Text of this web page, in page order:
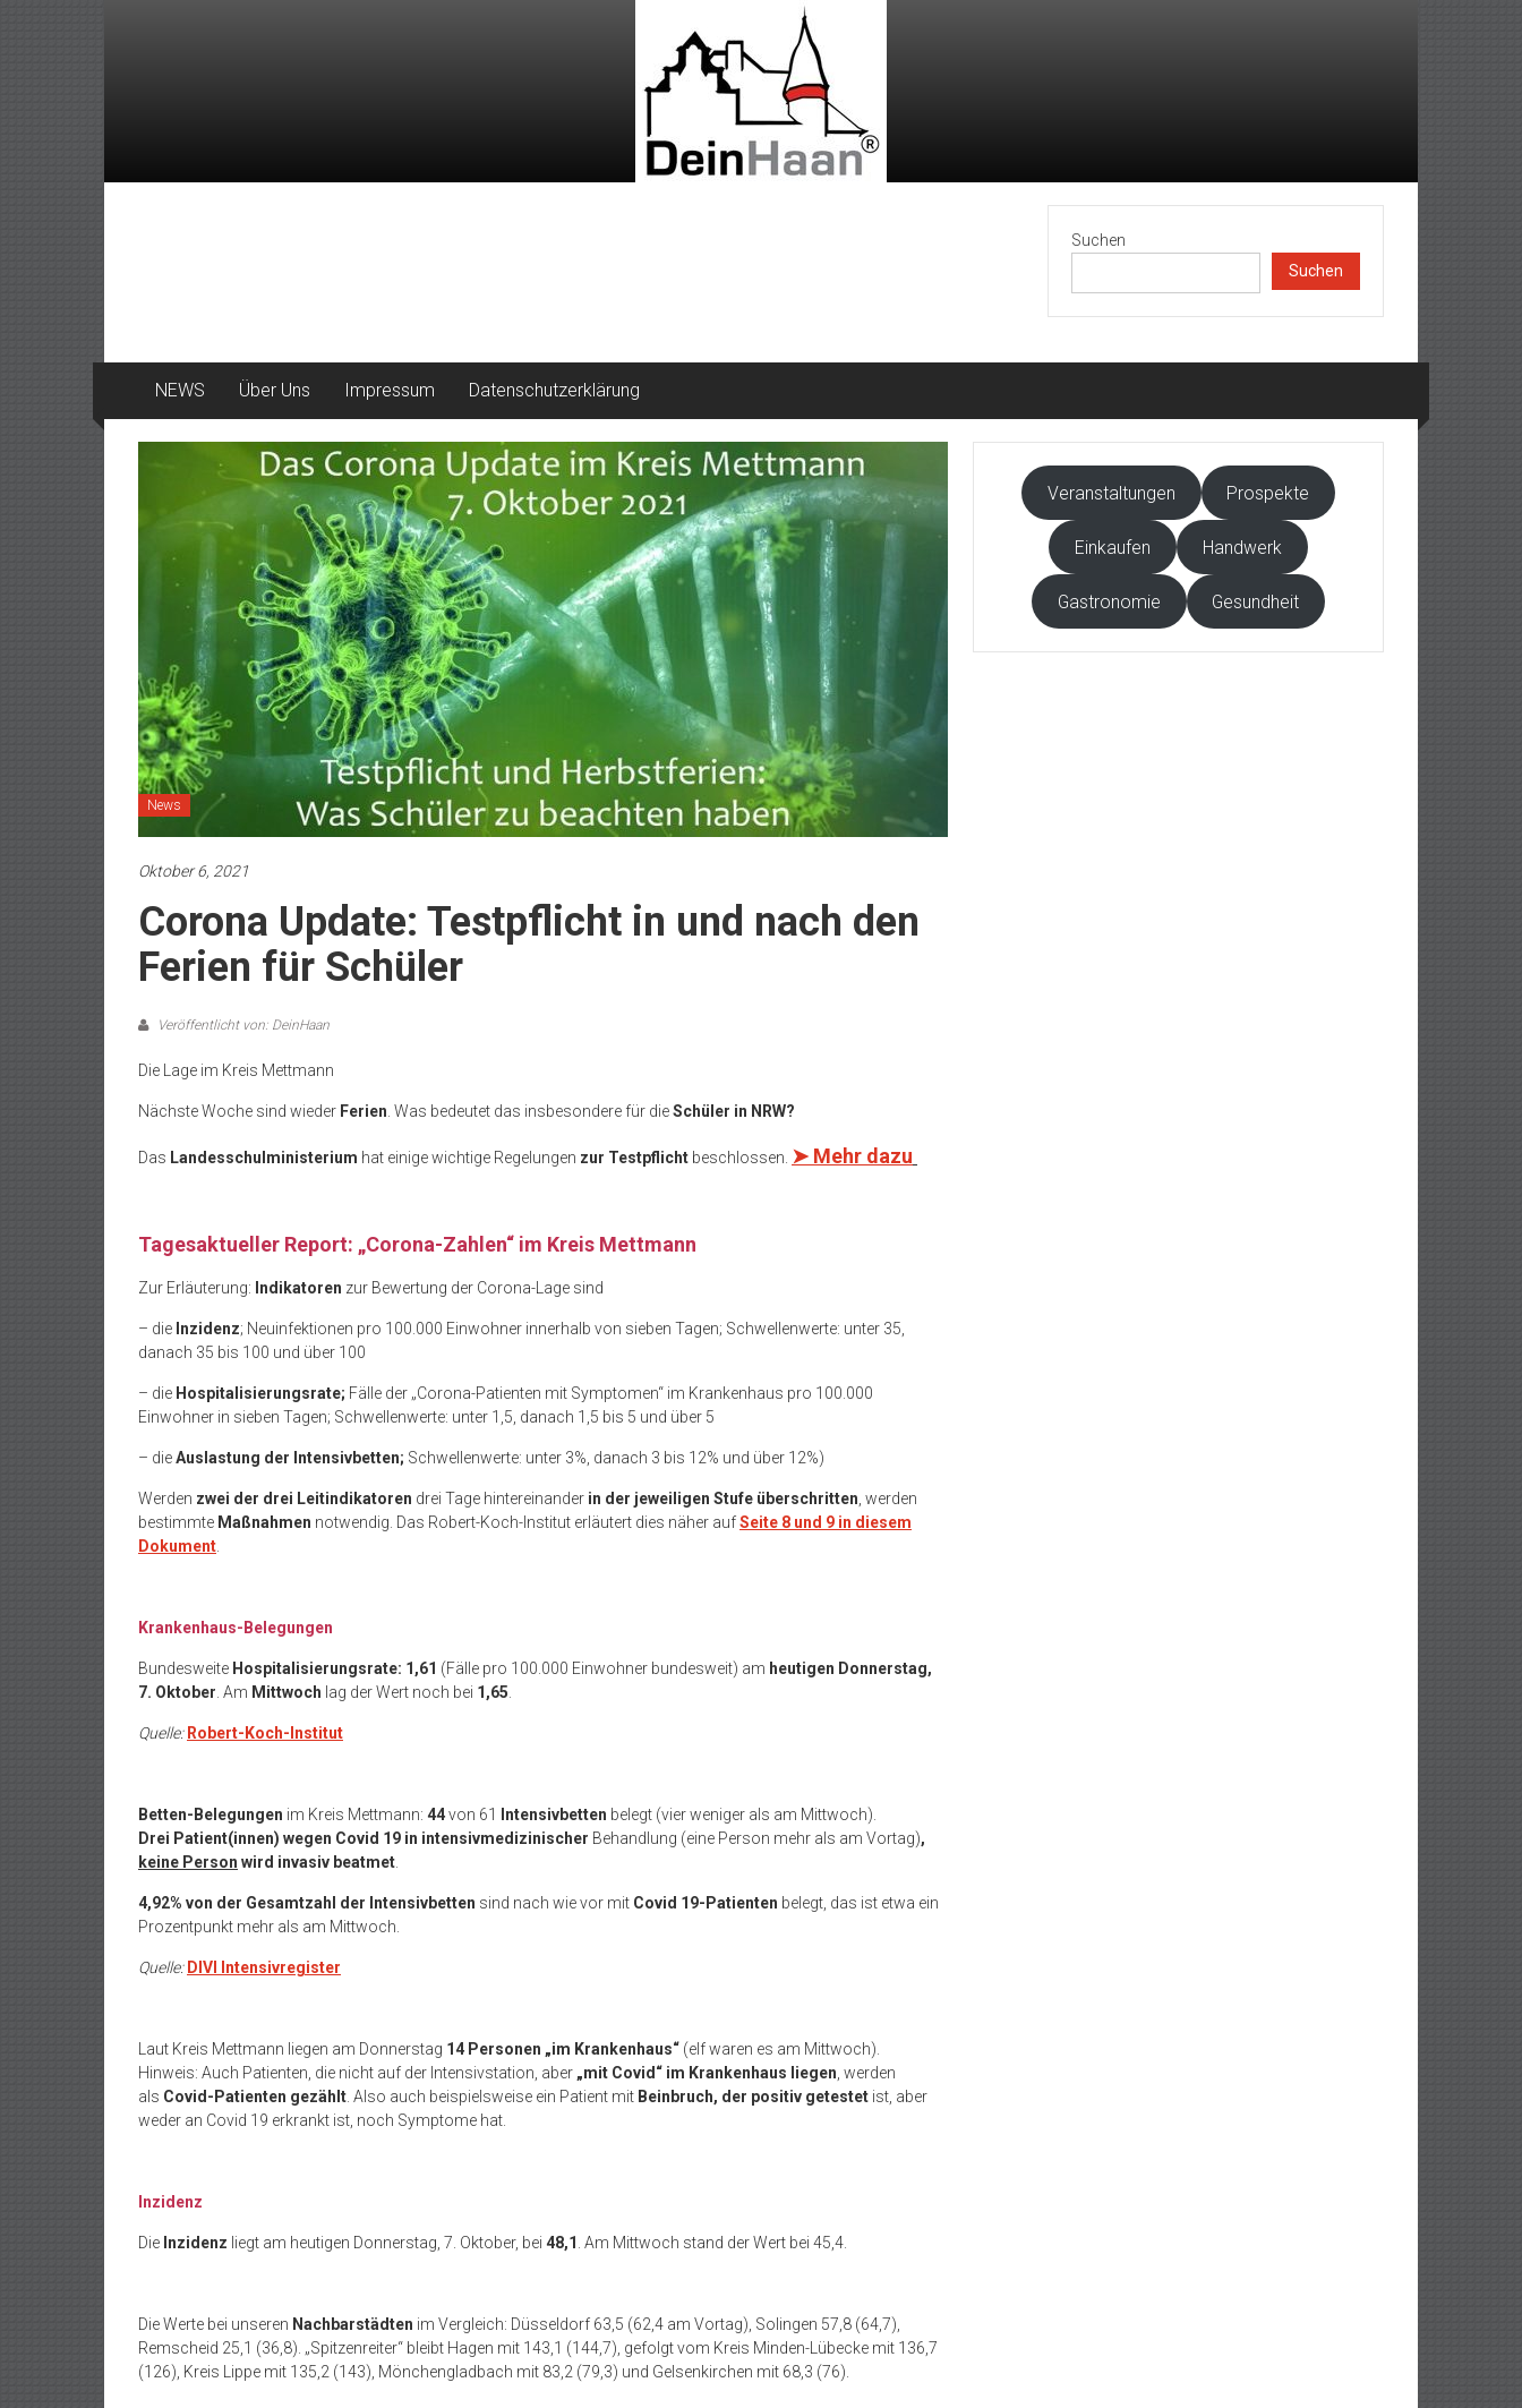
Suchen
Suchen
NEWS Über Uns Impressum Datenschutzerklärung
News
Oktober 6, 2021
Corona Update: Testpflicht in und nach den
Ferien für Schüler
Veröffentlicht von: DeinHaan
Die Lage im Kreis Mettmann
Nächste Woche sind wieder Ferien . Was bedeutet das insbesondere für dieSchüler in NRW?
Das Landesschulministerium hat einige wichtige Regelungen zur Testpflicht beschlossen. ➤ Mehr dazu
Tagesaktueller Report: „Corona-Zahlen“ im Kreis Mettmann
Zur Erläuterung: Indikatoren zur Bewertung der Corona-Lage sind
– die Inzidenz; Neuinfektionen pro 100.000 Einwohner innerhalb von sieben Tagen; Schwellenwerte: unter 35,
danach 35 bis 100 und über 100
– die Hospitalisierungsrate; Fälle der „Corona-Patienten mit Symptomen“ im Krankenhaus pro 100.000
Einwohner in sieben Tagen; Schwellenwerte: unter 1,5, danach 1,5 bis 5 und über 5
– dieAuslastung der Intensivbetten; Schwellenwerte: unter 3%, danach 3 bis 12% und über 12%)
Werden zwei der drei Leitindikatoren drei Tage hintereinander in der jeweiligen Stufe überschritten , werden
bestimmte Maßnahmen notwendig. Das Robert-Koch-Institut erläutert dies näher aufSeite 8 und 9 in diesem
Dokument
Krankenhaus-Belegungen
Bundesweite Hospitalisierungsrate: 1,61 (Fälle pro 100.000 Einwohner bundesweit) am heutigen Donnerstag,
7. Oktober . Am Mittwoch lag der Wert noch bei 1,65
Quelle: Robert-Koch-Institut
Betten-Belegungen im Kreis Mettmann: 44von 61 Intensivbetten belegt (vier weniger als am Mittwoch).
Drei Patient(innen) wegen Covid 19 in intensivmedizinischer Behandlung (eine Person mehr als am Vortag),
keine Person wird invasiv beatmet
4,92% von der Gesamtzahl der Intensivbetten sind nach wie vor mit Covid 19-Patienten belegt, das ist etwa ein
Prozentpunkt mehr als am Mittwoch.
Quelle: DIVI Intensivregister
Laut Kreis Mettmann liegen am Donnerstag 14 Personen „im Krankenhaus“ (elf waren es am Mittwoch).
Hinweis: Auch Patienten, die nicht auf der Intensivstation, aber „mit Covid“ im Krankenhaus liegen , werden
als Covid-Patienten gezählt . Also auch beispielsweise ein Patient mit Beinbruch, der positiv getestet ist, aber
weder an Covid 19 erkrankt ist, noch Symptome hat.
Inzidenz
Die Inzidenz liegt am heutigen Donnerstag, 7. Oktober, bei 48,1 . Am Mittwoch stand der Wert bei 45,4.
Die Werte bei unseren Nachbarstädten im Vergleich: Düsseldorf 63,5 (62,4 am Vortag), Solingen 57,8 (64,7),
Remscheid 25,1 (36,8). „Spitzenreiter“ bleibt Hagen mit 143,1 (144,7), gefolgt vom Kreis Minden-Lübecke mit 136,7
(126), Kreis Lippe mit 135,2 (143), Mönchengladbach mit 83,2 (79,3) und Gelsenkirchen mit 68,3 (76).
Veranstaltungen Prospekte
Einkaufen Handwerk
Gastronomie Gesundheit